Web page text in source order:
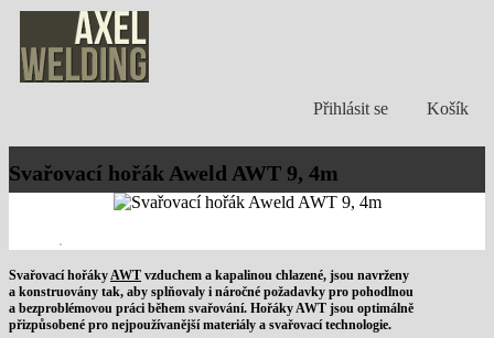
Košík
Přihlásit se
Svařovací hořák Aweld AWT 9, 4m
Svařovací hořákyAWT vzduchem a kapalinou chlazené, jsou navrženy
a konstruovány tak, aby splňovaly i náročné požadavky pro pohodlnou
a bezproblémovou práci během svařování. Hořáky AWT jsou optimálně
přizpůsobené pro nejpoužívanější materiály a svařovací technologie.